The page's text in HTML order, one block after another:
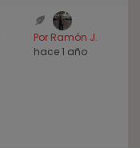
Por Ramón J.
hace 1 año